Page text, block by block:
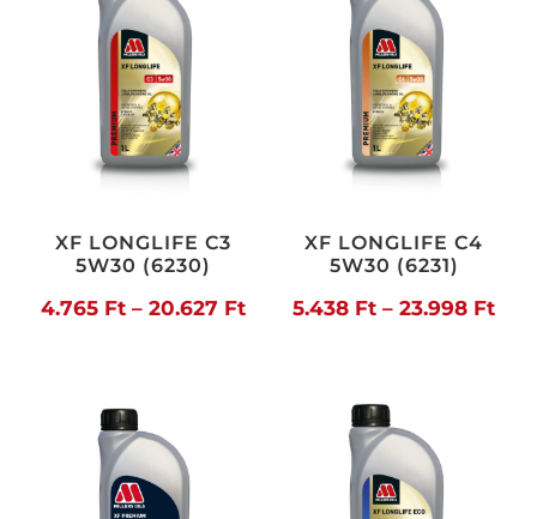
XF LONGLIFE C3
5W30 (6230)
4.765 Ft – 20.627 FtÁrtartomány:
XF LONGLIFE C4
5W30 (6231)
5.438 Ft – 23.998 Ft